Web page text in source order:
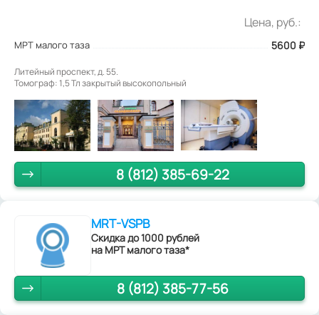
Цена, руб.:
МРТ малого таза 5600 ₽
Литейный проспект, д. 55.
Томограф: 1,5 Тл закрытый высокопольный
8 (812) 385-69-22
MRT-VSPB
Скидка до 1000 рублей
на МРТ малого таза*
8 (812) 385-77-56